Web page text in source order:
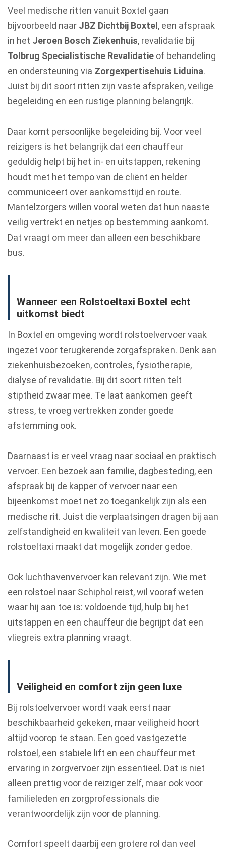
Veel medische ritten vanuit Boxtel gaan
bijvoorbeeld naar JBZ Dichtbij Boxtel , een afspraak
in het Jeroen Bosch Ziekenhuis, revalidatie bij
Tolbrug Specialistische Revalidatie of behandeling
en ondersteuning via Zorgexpertisehuis Liduina.
Juist bij dit soort ritten zijn vaste afspraken, veilige
begeleiding en een rustige planning belangrijk.
Daar komt persoonlijke begeleiding bij. Voor veel
reizigers is het belangrijk dat een chauffeur
geduldig helpt bij het in- en uitstappen, rekening
houdt met het tempo van de cliënt en helder
communiceert over aankomsttijd en route.
Mantelzorgers willen vooral weten dat hun naaste
veilig vertrekt en netjes op bestemming aankomt.
Dat vraagt om meer dan alleen een beschikbare
bus.
Wanneer een Rolstoeltaxi Boxtel echt
uitkomst biedt
In Boxtel en omgeving wordt rolstoelvervoer vaak
ingezet voor terugkerende zorgafspraken. Denk aan
ziekenhuisbezoeken, controles, fysiotherapie,
dialyse of revalidatie. Bij dit soort ritten telt
stiptheid zwaar mee. Te laat aankomen geeft
stress, te vroeg vertrekken zonder goede
afstemming ook.
Daarnaast is er veel vraag naar sociaal en praktisch
vervoer. Een bezoek aan familie, dagbesteding, een
afspraak bij de kapper of vervoer naar een
bijeenkomst moet net zo toegankelijk zijn als een
medische rit. Juist die verplaatsingen dragen bij aan
zelfstandigheid en kwaliteit van leven. Een goede
rolstoeltaxi maakt dat mogelijk zonder gedoe.
Ook luchthavenvervoer kan relevant zijn. Wie met
een rolstoel naar Schiphol reist, wil vooraf weten
waar hij aan toe is: voldoende tijd, hulp bij het
uitstappen en een chauffeur die begrijpt dat een
vliegreis extra planning vraagt.
Veiligheid en comfort zijn geen luxe
Bij rolstoelvervoer wordt vaak eerst naar
beschikbaarheid gekeken, maar veiligheid hoort
altijd voorop te staan. Een goed vastgezette
rolstoel, een stabiele lift en een chauffeur met
ervaring in zorgvervoer zijn essentieel. Dat is niet
alleen prettig voor de reiziger zelf, maar ook voor
familieleden en zorgprofessionals die
verantwoordelijk zijn voor de planning.
Comfort speelt daarbij een grotere rol dan veel